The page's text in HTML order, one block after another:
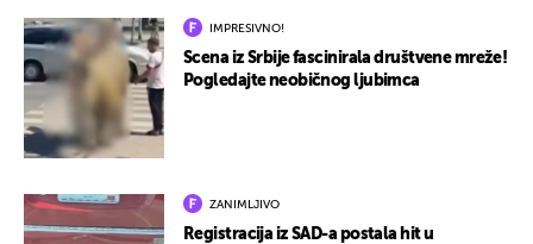
IMPRESIVNO!
Scena iz Srbije fascinirala društvene mreže!
Pogledajte neobičnog ljubimca
ZANIMLJIVO
Registracija iz SAD-a postala hit u